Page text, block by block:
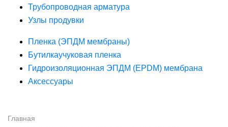
Трубопроводная арматура
Узлы продувки
Пленка (ЭПДМ мембраны)
Бутилкаучуковая пленка
Гидроизоляционная ЭПДМ (EPDM) мембрана
Аксессуары
Главная